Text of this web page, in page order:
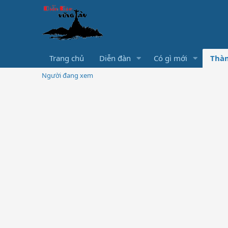
Trang chủ Diễn đàn Có gì mới
Người đang xem